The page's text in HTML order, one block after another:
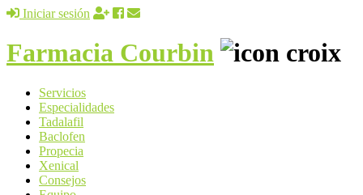
Iniciar sesión
Farmacia Courbin
Servicios
Especialidades
Tadalafil
Baclofen
Propecia
Xenical
Consejos